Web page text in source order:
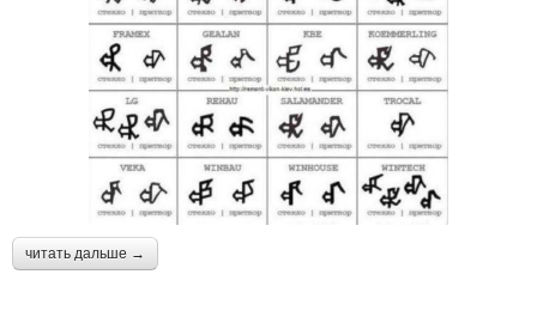
читать дальше →